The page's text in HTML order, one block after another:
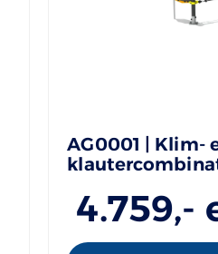
AG0001 | Klim-
4.759,-